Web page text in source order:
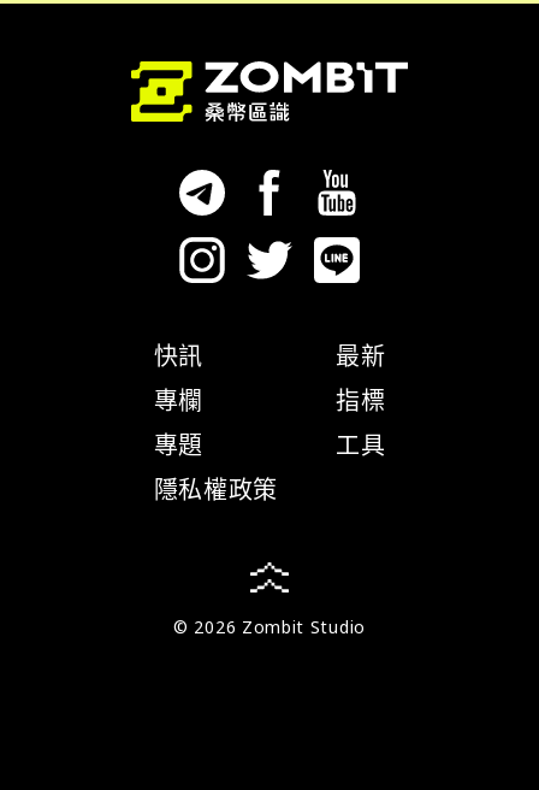
快訊
專欄
專題
隱私權政策
最新
指標
工具
© 2026 Zombit Studio